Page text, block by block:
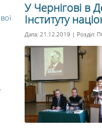
У Чернігові в
Інституту
Дата: 21.12.2019 | Розділ: